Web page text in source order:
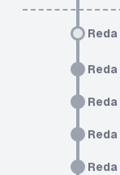
Reda
Reda
Reda
Reda
Reda